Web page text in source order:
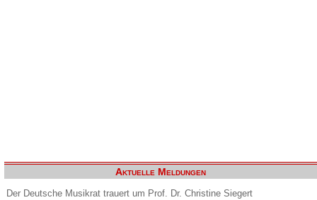
Aktuelle Meldungen
Der Deutsche Musikrat trauert um Prof. Dr. Christine Siegert